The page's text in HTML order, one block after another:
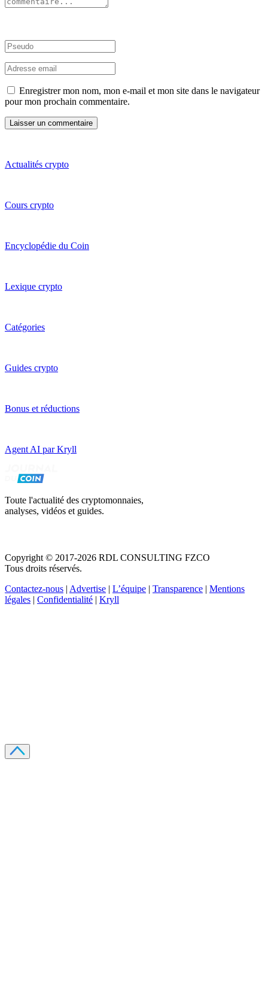
Enregistrer mon nom, mon e-mail et mon site dans le navigateur
pour mon prochain commentaire.
Actualités crypto
Cours crypto
Encyclopédie du Coin
Lexique crypto
Catégories
Guides crypto
Bonus et réductions
Agent AI par Kryll
Toute l'actualité des cryptomonnaies,
analyses, vidéos et guides.
Copyright © 2017-2026 RDL CONSULTING FZCO
Tous droits réservés.
Contactez-nous | Advertise | L’équipe | Transparence | Mentions
légales | Confidentialité | Kryll